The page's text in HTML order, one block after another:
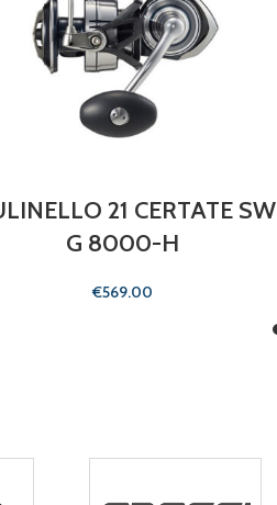
21 CERTATE SW
G 8000-H
€